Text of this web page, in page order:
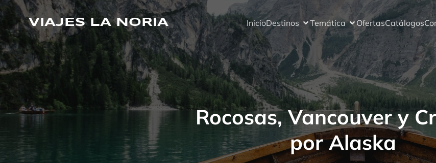
Saltar
al
contenido
VIAJES LA NORIA InicioDestinos Temática OfertasCatálogos
Rocosas, Vancouver y
por Alaska